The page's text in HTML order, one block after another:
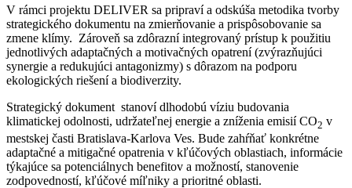
V rámci projektu DELIVER sa pripraví a odskúša metodika tvorby
strategického dokumentu na zmierňovanie a prispôsobovanie sa
zmene klímy. Zároveň sa zdôrazní integrovaný prístup k použitiu
jednotlivých adaptačných a motivačných opatrení (zvýrazňujúci
synergie a redukujúci antagonizmy) s dôrazom na podporu
ekologických riešení a biodiverzity.
Strategický dokument stanoví dlhodobú víziu budovania
klimatickej odolnosti, udržateľnej energie a zníženia emisií CO2 v
mestskej časti Bratislava-Karlova Ves. Bude zahŕňať konkrétne
adaptačné a mitigačné opatrenia v kľúčových oblastiach, informácie
týkajúce sa potenciálnych benefitov a možností, stanovenie
zodpovedností, kľúčové míľniky a prioritné oblasti.